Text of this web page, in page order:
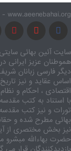
www.aeenebahai.org - وب سایت معرفی آئین بهائی به زبان فارسی
سایت آئین بهائی
هموطنان عزیز ایرانی
دیگر فارسی زبانان
اساس عقاید و نیز
اقتصادی ، احکام و
با استناد به کتب
تورات و نیز کتب
بهائی مطرح شده و
نیز بخش مختصری از
حضرت بهاءالله